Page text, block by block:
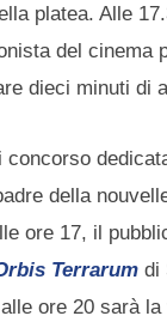
platea. Alle
del
dieci minuti
concorso
della
ore 17, il
Terrarum di
ore 20 sarà